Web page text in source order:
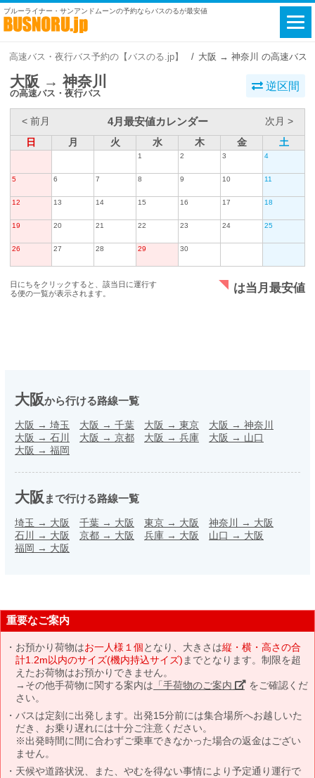
ブルーライナー・サンアンドムーンの予約ならバスのるが最安値
高速バス・夜行バス予約の【バスのる.jp】 大阪 → 神奈川 の高速バス
大阪 → 神奈川
の高速バス・夜行バス
逆区間
< 前月 4月最安値カレンダー
次月 >
日
月 火 水 木 金 土
1 2 3 4
5 6 7 8 9 10 11
12 13 14 15 16 17 18
19 20 21 22 23 24 25
26 27 28 29 30
日にちをクリックすると、該当日に運行す
る便の一覧が表示されます。
は当月最安値
大阪から行ける路線一覧
大阪 → 埼玉 大阪 → 千葉 大阪 → 東京 大阪 → 神奈川
大阪 → 石川 大阪 → 京都 大阪 → 兵庫 大阪 → 山口
大阪 → 福岡
大阪 まで行ける路線一覧
埼玉 → 大阪 千葉 → 大阪 東京 → 大阪 神奈川 → 大阪
石川 → 大阪 京都 → 大阪 兵庫 → 大阪 山口 → 大阪
福岡 → 大阪
重要なご案内
お預かり荷物はお一人様１個となり、大きさは縦・横・高さの合
計1.2m以内のサイズ(機内持込サイズ) までとなります。制限を超
えたお荷物はお預かりできません。
→その他手荷物に関する案内は 「手荷物のご案内」 をご確認くだ
さい。
バスは定刻に出発します。出発15分前には集合場所へお越しいた
だき、お乗り遅れには十分ご注意ください。
※出発時間に間に合わずご乗車できなかった場合の返金はござい
ません。
天候や道路状況、また、やむを得ない事情により予定通り運行で